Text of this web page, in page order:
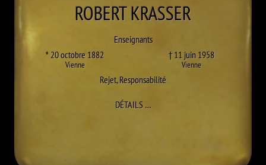
ROBERTKRASSER
Enseignants
* 20 octobre 1882
Vienne
† 11 juin 1958
Vienne
Rejet,Responsabilité
DÉTAILS…À ROBERT KRASSER